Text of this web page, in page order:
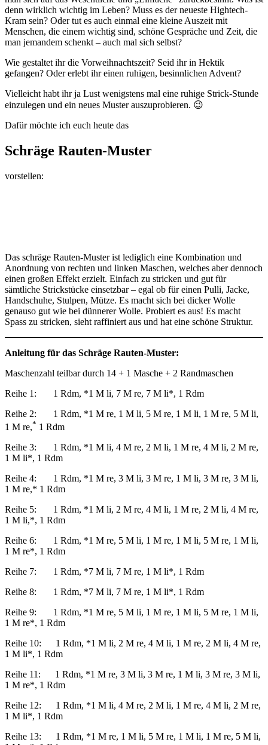
denn wirklich wichtig im Leben? Muss es der neueste Hightech-
Kram sein? Oder tut es auch einmal eine kleine Auszeit mit
Menschen, die einem wichtig sind, schöne Gespräche und Zeit, die
man jemandem schenkt – auch mal sich selbst?
Wie gestaltet ihr die Vorweihnachtszeit? Seid ihr in Hektik
gefangen? Oder erlebt ihr einen ruhigen, besinnlichen Advent?
Vielleicht habt ihr ja Lust wenigstens mal eine ruhige Strick-Stunde
einzulegen und ein neues Muster auszuprobieren. 😉
Dafür möchte ich euch heute das
Schräge Rauten-Muster
vorstellen:
Das schräge Rauten-Muster ist lediglich eine Kombination und
Anordnung von rechten und linken Maschen, welches aber dennoch
einen großen Effekt erzielt. Einfach zu stricken und gut für
sämtliche Strickstücke einsetzbar – egal ob für einen Pulli, Jacke,
Handschuhe, Stulpen, Mütze. Es macht sich bei dicker Wolle
genauso gut wie bei dünnerer Wolle. Probiert es aus! Es macht
Spass zu stricken, sieht raffiniert aus und hat eine schöne Struktur.
Anleitung für das Schräge Rauten-Muster:
Maschenzahl teilbar durch 14 + 1 Masche + 2 Randmaschen
Reihe 1: 1 Rdm, *1 M li, 7 M re, 7 M li*, 1 Rdm
Reihe 2: 1 Rdm, *1 M re, 1 M li, 5 M re, 1 M li, 1 M re, 5 M li,
1 M re,* 1 Rdm
Reihe 3: 1 Rdm, *1 M li, 4 M re, 2 M li, 1 M re, 4 M li, 2 M re,
1 M li*, 1 Rdm
Reihe 4: 1 Rdm, *1 M re, 3 M li, 3 M re, 1 M li, 3 M re, 3 M li,
1 M re,* 1 Rdm
Reihe 5: 1 Rdm, *1 M li, 2 M re, 4 M li, 1 M re, 2 M li, 4 M re,
1 M li,*, 1 Rdm
Reihe 6: 1 Rdm, *1 M re, 5 M li, 1 M re, 1 M li, 5 M re, 1 M li,
1 M re*, 1 Rdm
Reihe 7: 1 Rdm, *7 M li, 7 M re, 1 M li*, 1 Rdm
Reihe 8: 1 Rdm, *7 M li, 7 M re, 1 M li*, 1 Rdm
Reihe 9: 1 Rdm, *1 M re, 5 M li, 1 M re, 1 M li, 5 M re, 1 M li,
1 M re*, 1 Rdm
Reihe 10: 1 Rdm, *1 M li, 2 M re, 4 M li, 1 M re, 2 M li, 4 M re,
1 M li*, 1 Rdm
Reihe 11: 1 Rdm, *1 M re, 3 M li, 3 M re, 1 M li, 3 M re, 3 M li,
1 M re*, 1 Rdm
Reihe 12: 1 Rdm, *1 M li, 4 M re, 2 M li, 1 M re, 4 M li, 2 M re,
1 M li*, 1 Rdm
Reihe 13: 1 Rdm, *1 M re, 1 M li, 5 M re, 1 M li, 1 M re, 5 M li,